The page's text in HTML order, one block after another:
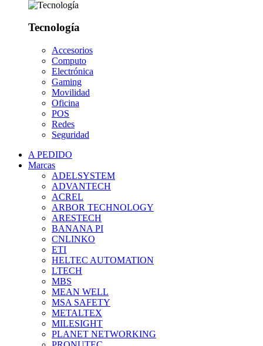
Tecnología
Accesorios
Computo
Electrónica
Gaming
Movilidad
Oficina
POS
Redes
Seguridad
A PEDIDO
Marcas
ADELSYSTEM
ADVANTECH
ACREL
ARBOR TECHNOLOGY
ARESTECH
BANANA PI
CNLINKO
ETI
HELTEC AUTOMATION
LTECH
MBS
MEAN WELL
MSA SAFETY
METALTEX
MILESIGHT
PLANET NETWORKING